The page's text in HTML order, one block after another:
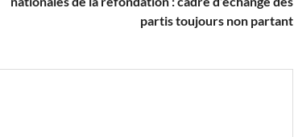
partis toujours non partant